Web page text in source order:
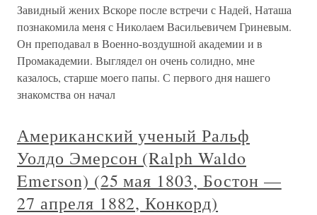
Завидный жених Вскоре после встречи с Надей, Наташа
познакомила меня с Николаем Васильевичем Гриневым.
Он преподавал в Военно-воздушной академии и в
Промакадемии. Выглядел он очень солидно, мне
казалось, старше моего папы. С первого дня нашего
знакомства он начал
Американский ученый Ральф
Уолдо Эмерсон (Ralph Waldo
Emerson) (25 мая 1803, Бостон —
27 апреля 1882, Конкорд)